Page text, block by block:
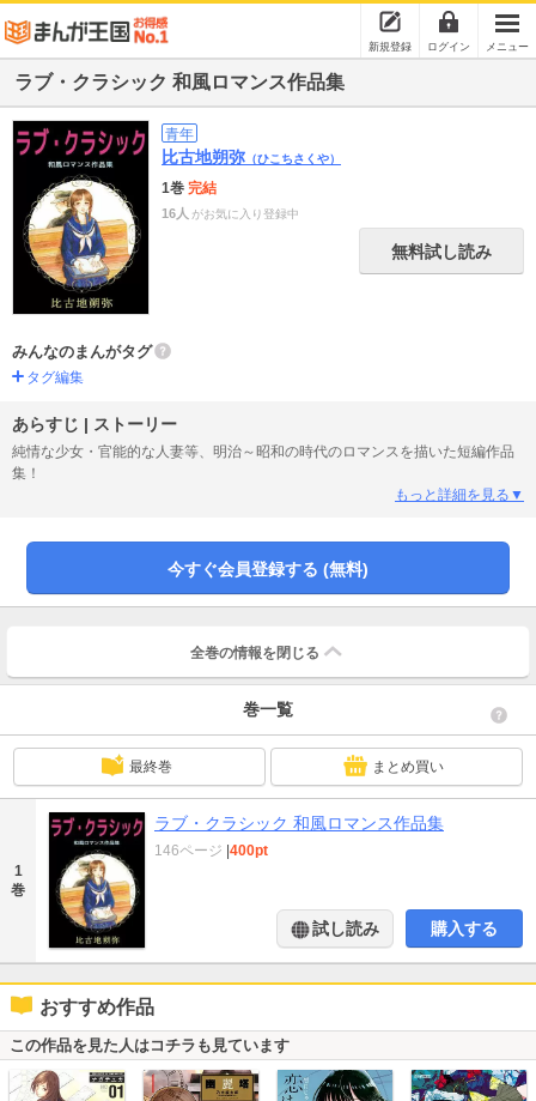
新規登録 ログイン メニュー
ラブ・クラシック 和風ロマンス作品集
青年
比古地朔弥 （ひこちさくや）
1巻 完結
16人 がお気に入り登録中
無料試し読み
みんなのまんがタグ
タグ編集
あらすじ | ストーリー
純情な少女・官能的な人妻等、明治～昭和の時代のロマンスを描いた短編作品
集！
もっと詳細を見る▼
今すぐ会員登録する (無料)
全巻の情報を 閉じる
巻一覧
最終巻 まとめ買い
1
巻
ラブ・クラシック 和風ロマンス作品集
146ページ |400pt
試し読み 購入する
おすすめ作品
この作品を見た人はコチラも見ています